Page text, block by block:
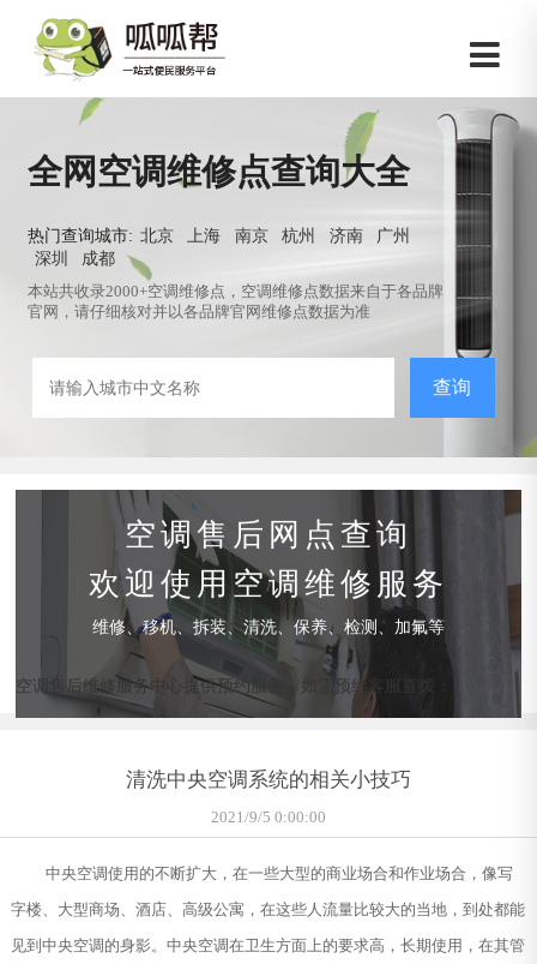
全网空调维修点查询大全
热门查询城市: 北京 上海 南京 杭州 济南
广州
深圳
成都
本站共收录2000+空调维修点，空调维修点数据来自于各品牌
官网，请仔细核对并以各品牌官网维修点数据为准
查询
空调售后网点查询
欢迎使用空调维修服务
维修、移机、拆装、清洗、保养、检测、加氟等
空调售后维修服务中心提供预约服务，如需预约客服直拨：
清洗中央空调系统的相关小技巧
2021/9/5 0:00:00
中央空调使用的不断扩大，在一些大型的商业场合和作业场合，像写
字楼、大型商场、酒店、高级公寓，在这些人流量比较大的当地，到处都能
见到中央空调的身影。中央空调在卫生方面上的要求高，长期使用，在其管